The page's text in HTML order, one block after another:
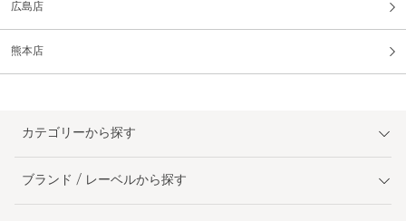
広島店
熊本店
カテゴリーから探す
ブランド / レーベルから探す